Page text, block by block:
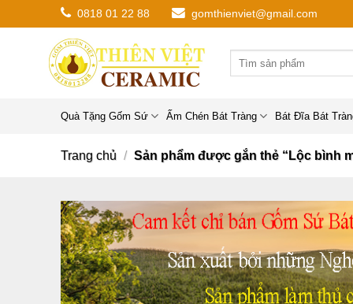
đến
0818 01 22 88 gomthienviet@gmail.com
Quà Tặng Gốm Sứ Ấm Chén Bát Tràng Bát Đĩa Bát
Trang chủ / Sản phẩm được gắn thẻ “Lộc bình